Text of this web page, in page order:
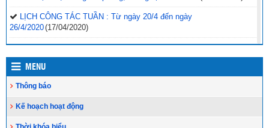
LỊCH CÔNG TÁC TUẦN : Từ ngày 20/4 đến ngày
26/4/2020(17/04/2020)
Nhiều tỉnh miền núi khó khăn như Điện Biên, Quảng Nam, Đắk
Lắk…số lượng học sinh THPT theo học được với hình thức trực
tuyến chỉ đạt khoảng 70% do không có mạng Internet, học sinh phải
tự học(17/04/2020)
phòng, chống dịch bệnh Covid-19; tổ chức thực hiện chương trình
năm học 2019-2020
MENU
Thông báo
Kế hoạch hoạt động